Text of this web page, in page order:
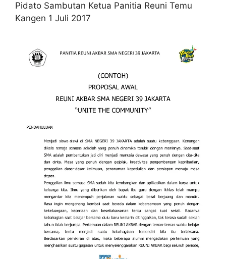
Pidato Sambutan Ketua Panitia Reuni Temu
Kangen 1 Juli 2017